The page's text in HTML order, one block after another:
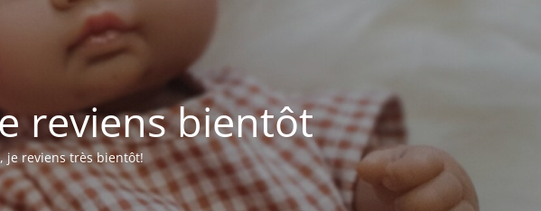
reviens bientôt
je reviens très bientôt!